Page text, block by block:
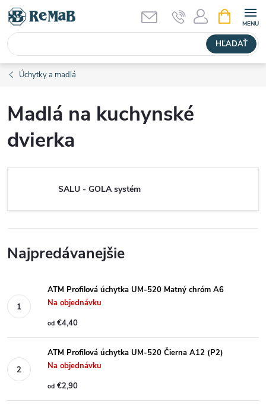
Prejsť
obsah
HĽADAŤ
KOŠÍK
Úchytky a madlá
Madlá na kuchynské
dvierka
SALU - GOLA systém
Najpredávanejšie
ATM Profilová úchytka UM-520 Matný chróm A6
Na objednávku
od €4,40
ATM Profilová úchytka UM-520 Čierna A12 (P2)
Na objednávku
od €2,90